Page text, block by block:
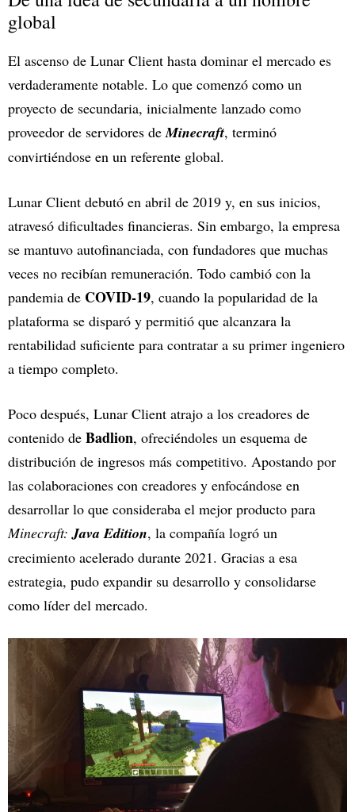
global
El ascenso de Lunar Client hasta dominar el mercado es
verdaderamente notable. Lo que comenzó como un
proyecto de secundaria, inicialmente lanzado como
proveedor de servidores de Minecraft, terminó
convirtiéndose en un referente global.
Lunar Client debutó en abril de 2019 y, en sus inicios,
atravesó dificultades financieras. Sin embargo, la empresa
se mantuvo autofinanciada, con fundadores que muchas
veces no recibían remuneración. Todo cambió con la
pandemia de COVID-19, cuando la popularidad de la
plataforma se disparó y permitió que alcanzara la
rentabilidad suficiente para contratar a su primer ingeniero
a tiempo completo.
Poco después, Lunar Client atrajo a los creadores de
contenido de Badlion, ofreciéndoles un esquema de
distribución de ingresos más competitivo. Apostando por
las colaboraciones con creadores y enfocándose en
desarrollar lo que consideraba el mejor producto para
Minecraft:Java Edition, la compañía logró un
crecimiento acelerado durante 2021. Gracias a esa
estrategia, pudo expandir su desarrollo y consolidarse
como líder del mercado.